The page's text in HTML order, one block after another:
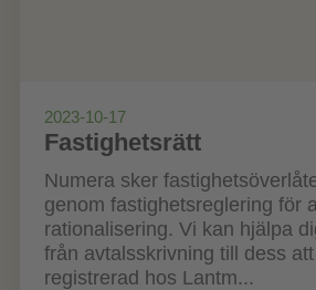
2023-10-17
Fastighetsrätt
Numera sker
genom fastighetsreglering för
rationalisering. Vi kan hjälpa
från avtalsskrivning till dess
registrerad hos Lantm...